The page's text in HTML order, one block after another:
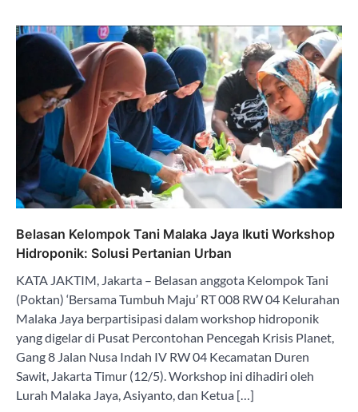
Belasan Kelompok Tani Malaka Jaya Ikuti Workshop
Hidroponik: Solusi Pertanian Urban
KATA JAKTIM, Jakarta – Belasan anggota Kelompok Tani
(Poktan) ‘Bersama Tumbuh Maju’ RT 008 RW 04 Kelurahan
Malaka Jaya berpartisipasi dalam workshop hidroponik
yang digelar di Pusat Percontohan Pencegah Krisis Planet,
Gang 8 Jalan Nusa Indah IV RW 04 Kecamatan Duren
Sawit, Jakarta Timur (12/5). Workshop ini dihadiri oleh
Lurah Malaka Jaya, Asiyanto, dan Ketua […]